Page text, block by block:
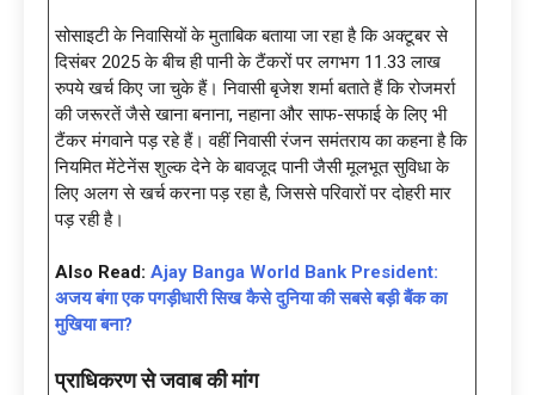
सोसाइटी के निवासियों के मुताबिक बताया जा रहा है कि अक्टूबर से
दिसंबर 2025 के बीच ही पानी के टैंकरों पर लगभग 11.33 लाख
रुपये खर्च किए जा चुके हैं। निवासी बृजेश शर्मा बताते हैं कि रोजमर्रा
की जरूरतें जैसे खाना बनाना, नहाना और साफ-सफाई के लिए भी
टैंकर मंगवाने पड़ रहे हैं। वहीं निवासी रंजन समंतराय का कहना है कि
नियमित मेंटेनेंस शुल्क देने के बावजूद पानी जैसी मूलभूत सुविधा के
लिए अलग से खर्च करना पड़ रहा है, जिससे परिवारों पर दोहरी मार
पड़ रही है।
Also Read: Ajay Banga World Bank President:
अजय बंगा एक पगड़ीधारी सिख कैसे दुनिया की सबसे बड़ी बैंक का
मुखिया बना?
प्राधिकरण से जवाब की मांग